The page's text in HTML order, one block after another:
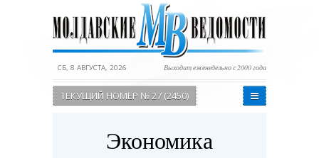
СБ, 8 АВГУСТА, 2026 Выходит еженедельно с 2000 года
ТЕКУЩИЙ НОМЕР № 27 (2450)
Экономика